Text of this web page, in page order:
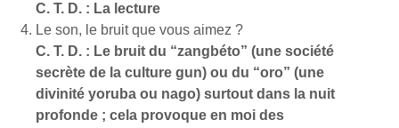
C. T. D. : La lecture
Le son, le bruit que vous aimez ?
C. T. D. : Le bruit du “zangbéto” (une société
secrète de la culture gun) ou du “oro” (une
divinité yoruba ou nago) surtout dans la nuit
profonde ; cela provoque en moi des